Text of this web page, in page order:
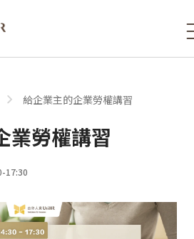
給企業主的企業勞權講習
業勞權講習
17:30